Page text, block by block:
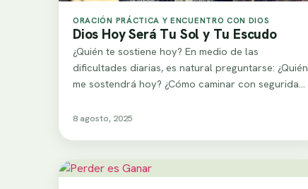
ORACIÓN PRÁCTICA Y ENCUENTRO CON DIOS
Dios Hoy Será Tu Sol y Tu Escudo
¿Quién te sostiene hoy? En medio de las
dificultades diarias, es natural preguntarse: ¿Quién
me sostendrá hoy? ¿Cómo caminar con seguridad
8 agosto, 2025